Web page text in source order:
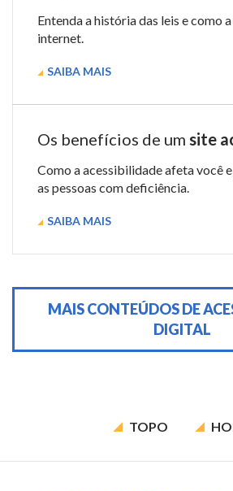
Entenda a história das leis e como
internet.
SAIBA MAIS
Os benefícios de um site
Como a acessibilidade afeta você
as pessoas com deficiência.
SAIBA MAIS
MAIS CONTEÚDOS DE
DIGITAL
TOPO